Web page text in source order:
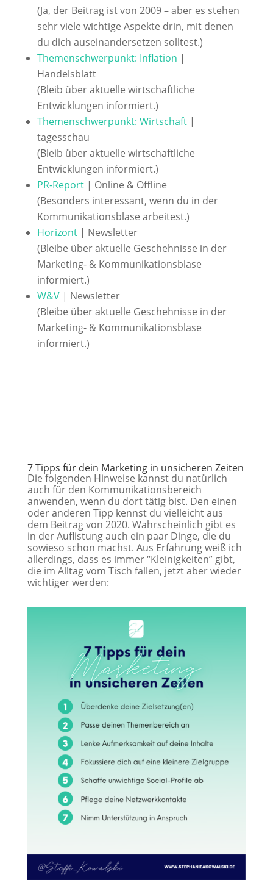
(Ja, der Beitrag ist von 2009 – aber es stehen
sehr viele wichtige Aspekte drin, mit denen
du dich auseinandersetzen solltest.)
Themenschwerpunkt: Inflation |
Handelsblatt
(Bleib über aktuelle wirtschaftliche
Entwicklungen informiert.)
Themenschwerpunkt: Wirtschaft|
tagesschau
(Bleib über aktuelle wirtschaftliche
Entwicklungen informiert.)
PR-Report| Online & Offline
(Besonders interessant, wenn du in der
Kommunikationsblase arbeitest.)
Horizont| Newsletter
(Bleibe über aktuelle Geschehnisse in der
Marketing- & Kommunikationsblase
informiert.)
W&V| Newsletter
(Bleibe über aktuelle Geschehnisse in der
Marketing- & Kommunikationsblase
informiert.)
7 Tipps für dein Marketing in unsicheren Zeiten
Die folgenden Hinweise kannst du natürlich
auch für den Kommunikationsbereich
anwenden, wenn du dort tätig bist. Den einen
oder anderen Tipp kennst du vielleicht aus
dem Beitrag von 2020. Wahrscheinlich gibt es
in der Auflistung auch ein paar Dinge, die du
sowieso schon machst. Aus Erfahrung weiß ich
allerdings, dass es immer “Kleinigkeiten” gibt,
die im Alltag vom Tisch fallen, jetzt aber wieder
wichtiger werden: